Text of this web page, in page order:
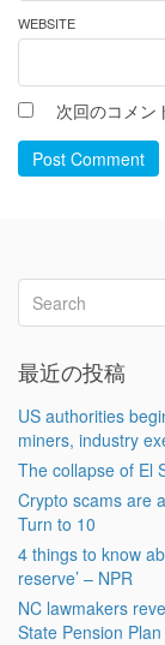
WEBSITE
次回のコメン
Post Comment
最近の投稿
US authorities
miners, industry
The collapse of El
Crypto scams are
Turn to 10
4 things to know
reserve’ – NPR
NC lawmakers
State Pension